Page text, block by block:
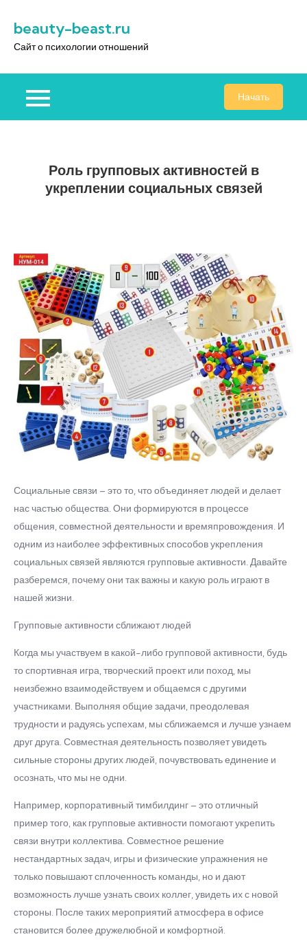
содержимому
beauty-beast.ru
Сайт о психологии отношений
Начать
Роль групповых активностей в
укреплении социальных связей
Социальные связи – это то, что объединяет людей и делает
нас частью общества. Они формируются в процессе
общения, совместной деятельности и времяпровождения. И
одним из наиболее эффективных способов укрепления
социальных связей являются групповые активности. Давайте
разберемся, почему они так важны и какую роль играют в
нашей жизни.
Групповые активности сближают людей
Когда мы участвуем в какой-либо групповой активности, будь
то спортивная игра, творческий проект или поход, мы
неизбежно взаимодействуем и общаемся с другими
участниками. Выполняя общие задачи, преодолевая
трудности и радуясь успехам, мы сближаемся и лучше узнаем
друг друга. Совместная деятельность позволяет увидеть
сильные стороны других людей, почувствовать единение и
осознать, что мы не одни.
Например, корпоративный тимбилдинг – это отличный
пример того, как групповые активности помогают укрепить
связи внутри коллектива. Совместное решение
нестандартных задач, игры и физические упражнения не
только повышают сплоченность команды, но и дают
возможность лучше узнать своих коллег, увидеть их с новой
стороны. После таких мероприятий атмосфера в офисе
становится более дружелюбной и комфортной.